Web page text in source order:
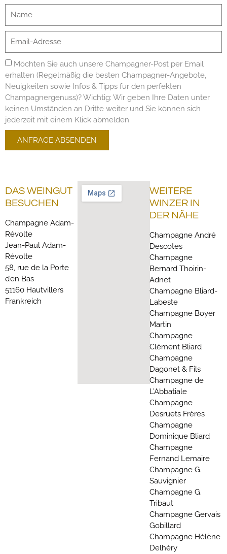
Möchten Sie auch unsere Champagner-Post per Email
erhalten (Regelmäßig die besten Champagner-Angebote,
Neuigkeiten sowie Infos & Tipps für den perfekten
Champagnergenuss)? Wichtig: Wir geben Ihre Daten unter
keinen Umständen an Dritte weiter und Sie können sich
jederzeit mit einem Klick abmelden.
ANFRAGE ABSENDEN
DAS WEINGUT
BESUCHEN
Champagne Adam-
Révolte
Jean-Paul Adam-
Révolte
58, rue de la Porte
d’en Bas
51160 Hautvillers
Frankreich
WEITERE
WINZER IN
DER NÄHE
Champagne André
Descotes
Champagne
Bernard Thoirin-
Adnet
Champagne Bliard-
Labeste
Champagne Boyer
Martin
Champagne
Clément Bliard
Champagne
Dagonet & Fils
Champagne de
L’Abbatiale
Champagne
Desruets Frères
Champagne
Dominique Bliard
Champagne
Fernand Lemaire
Champagne G.
Sauvignier
Champagne G.
Tribaut
Champagne Gervais
Gobillard
Champagne Hélène
Delhéry